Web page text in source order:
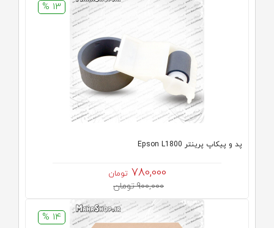
13 %
پد و پیکاپ پرینتر Epson L1800
780,000 تومان
900,000 تومان
14 %